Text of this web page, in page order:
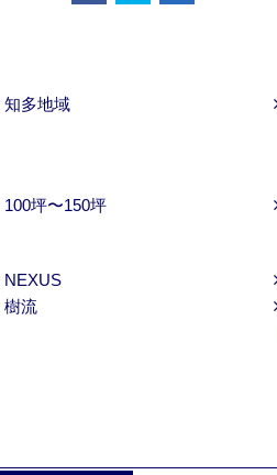
知多地域
100坪〜150坪
NEXUS
樹流